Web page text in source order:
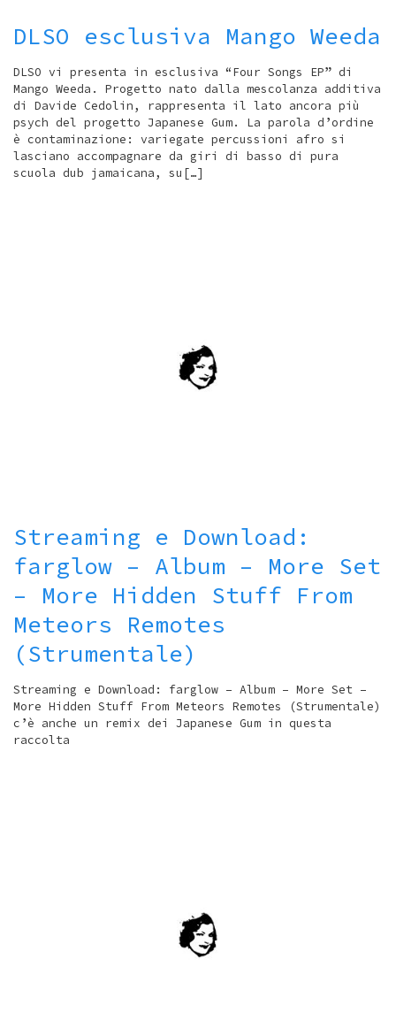
DLSO esclusiva Mango Weeda
DLSO vi presenta in esclusiva “Four Songs EP” di
Mango Weeda. Progetto nato dalla mescolanza additiva
di Davide Cedolin, rappresenta il lato ancora più
psych del progetto Japanese Gum. La parola d’ordine
è contaminazione: variegate percussioni afro si
lasciano accompagnare da giri di basso di pura
scuola dub jamaicana, su[…]
Streaming e Download:
farglow – Album – More Set
– More Hidden Stuff From
Meteors Remotes
(Strumentale)
Streaming e Download: farglow – Album – More Set –
More Hidden Stuff From Meteors Remotes (Strumentale)
c’è anche un remix dei Japanese Gum in questa
raccolta